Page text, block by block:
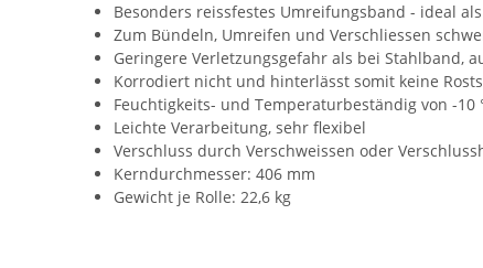
Besonders reissfestes Umreifungsband - ideal
Zum Bündeln, Umreifen und Verschliessen
Geringere Verletzungsgefahr als bei Stahlband,
Korrodiert nicht und hinterlässt somit keine
Feuchtigkeits- und Temperaturbeständig von -10
Leichte Verarbeitung, sehr flexibel
Verschluss durch Verschweissen oder
Kerndurchmesser: 406 mm
Gewicht je Rolle: 22,6 kg